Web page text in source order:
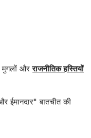
मुगलों औरराजनीतिक हस्तियों
ईमानदार" बातचीत की